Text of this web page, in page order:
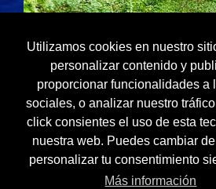
Utilizamos cookies en nuestro
personalizar contenido y
proporcionar funcionalidades a
sociales, o analizar nuestro
click consientes el uso de esta
nuestra web. Puedes cambiar
personalizar tu consentimiento
Más información